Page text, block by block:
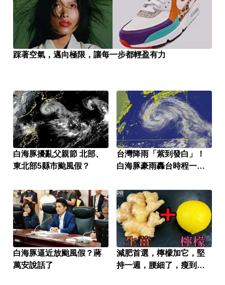
踩著空氣，邁向極限，讓每一步都輕盈有力
白海豚擾亂父親節 北部、
東北部5縣市颱風假？
台灣降雨「紫到發白」！
白海豚豪雨轟台時程一次
白海豚逼近放颱風假？蔣
萬安說話了
減肥首選，檸檬加它，堅
持一週，腰細了，瘦到你
PR